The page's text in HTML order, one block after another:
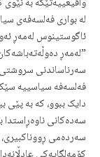
له‌ بواری فه‌لسه‌فه‌ی
ئاگوستینوس له‌مه‌ڕ
”له‌مه‌ڕ
سه‌رناساندنی
فه‌لسه‌فه‌ سیاسییه‌
دایک ببوو، که‌ به‌ پێی
سه‌ده‌کانی
سه‌رده‌می